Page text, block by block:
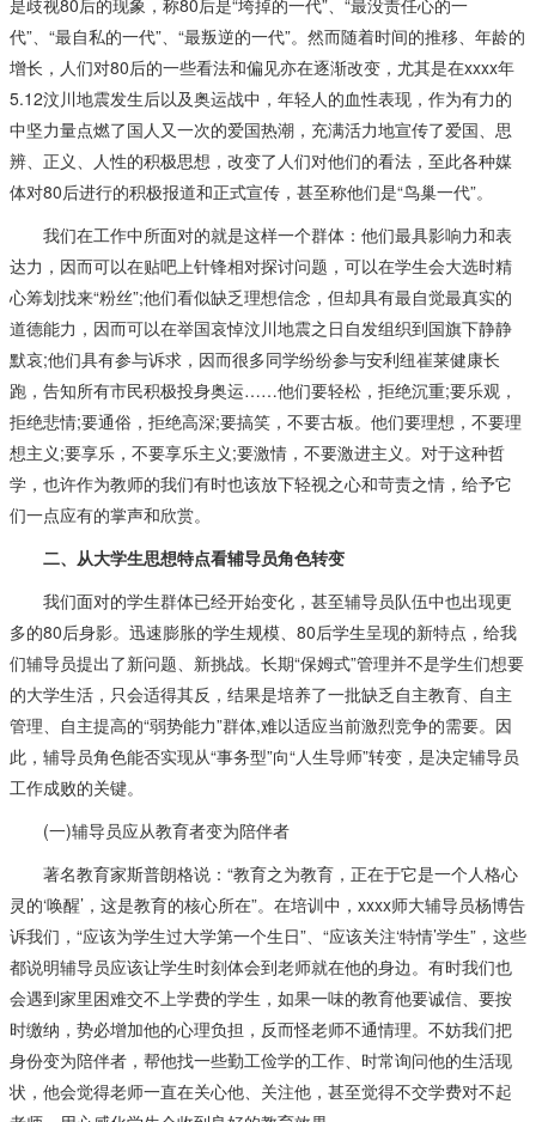
是歧视80后的现象，称80后是“垮掉的一代”、“最没责任心的一
代”、“最自私的一代”、“最叛逆的一代”。然而随着时间的推移、年龄的
增长，人们对80后的一些看法和偏见亦在逐渐改变，尤其是在xxxx年
5.12汶川地震发生后以及奥运战中，年轻人的血性表现，作为有力的
中坚力量点燃了国人又一次的爱国热潮，充满活力地宣传了爱国、思
辨、正义、人性的积极思想，改变了人们对他们的看法，至此各种媒
体对80后进行的积极报道和正式宣传，甚至称他们是“鸟巢一代”。
我们在工作中所面对的就是这样一个群体：他们最具影响力和表
达力，因而可以在贴吧上针锋相对探讨问题，可以在学生会大选时精
心筹划找来“粉丝”;他们看似缺乏理想信念，但却具有最自觉最真实的
道德能力，因而可以在举国哀悼汶川地震之日自发组织到国旗下静静
默哀;他们具有参与诉求，因而很多同学纷纷参与安利纽崔莱健康长
跑，告知所有市民积极投身奥运……他们要轻松，拒绝沉重;要乐观，
拒绝悲情;要通俗，拒绝高深;要搞笑，不要古板。他们要理想，不要理
想主义;要享乐，不要享乐主义;要激情，不要激进主义。对于这种哲
学，也许作为教师的我们有时也该放下轻视之心和苛责之情，给予它
们一点应有的掌声和欣赏。
二、从大学生思想特点看辅导员角色转变
我们面对的学生群体已经开始变化，甚至辅导员队伍中也出现更
多的80后身影。迅速膨胀的学生规模、80后学生呈现的新特点，给我
们辅导员提出了新问题、新挑战。长期“保姆式”管理并不是学生们想要
的大学生活，只会适得其反，结果是培养了一批缺乏自主教育、自主
管理、自主提高的“弱势能力”群体,难以适应当前激烈竞争的需要。因
此，辅导员角色能否实现从“事务型”向“人生导师”转变，是决定辅导员
工作成败的关键。
(一)辅导员应从教育者变为陪伴者
著名教育家斯普朗格说：“教育之为教育，正在于它是一个人格心
灵的‘唤醒’，这是教育的核心所在”。在培训中，xxxx师大辅导员杨博告
诉我们，“应该为学生过大学第一个生日”、“应该关注‘特情’学生”，这些
都说明辅导员应该让学生时刻体会到老师就在他的身边。有时我们也
会遇到家里困难交不上学费的学生，如果一味的教育他要诚信、要按
时缴纳，势必增加他的心理负担，反而怪老师不通情理。不妨我们把
身份变为陪伴者，帮他找一些勤工俭学的工作、时常询问他的生活现
状，他会觉得老师一直在关心他、关注他，甚至觉得不交学费对不起